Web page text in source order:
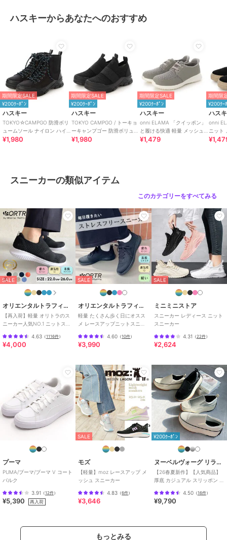
ブランド ハスキー
商品カテゴリ スニーカー
性別タイプ
レディース
シューズ ／ スニーカー
カラー IVORY、BL/BL、KHAKI
サイズ 5サイズ展開
素材
アッパー/撥水ナイロン、アウトソ
ール/合成ゴム
商品のお取り扱い方法
ハスキーからあなたへのおすすめ
期間限定SALE
¥200ｸｰﾎﾟﾝ
ハスキー
TOKYO☆CAMPGO 防滑ボリ
ュームソール ナイロン ハイ
カット防水スニーカー
¥1,980
期間限定SALE
¥200ｸｰﾎﾟﾝ
ハスキー
TOKYO CAMPGO / トーキョ
ーキャンプゴー 防滑ボリュー
ムソール 防水スリッポンスニ
¥1,980
期間限定SALE
¥200ｸｰﾎﾟﾝ
ハスキー
onni ELAMA 「クイッポン」
と履ける快適 軽量 メッシュ
レースアップカジュアルスニ
¥1,479
期間限
¥200ｸｰ
ハス
onni
ニット
ットシ
スニーカーの類似アイテム
このカテゴリーをすべてみる
SALE
オリエンタルトラフィック
【再入荷】軽量 オリトラのス
ニーカー人気NO.1 ニットスニ
4.63 （1116件）
¥4,000
SALE
オリエンタルトラフィック
軽量 たくさん歩く日にオスス
メ レースアップニットスニー
4.60 （10件）
¥3,990
SALE
ミニミニストア
スニーカー レディース ニット
スニーカー
4.31 （22件）
¥2,624
プーマ
PUMA/プーマ/プーマ V コート
バルク
3.91 （12件）
¥5,390 再入荷
SALE
モズ
【軽量】moz レースアップ メ
ッシュ スニーカー
4.83 （6件）
¥3,646
¥200ｸｰﾎﾟﾝ
ヌーベルヴォーグ リラックス
【26春夏新作】【人気商品】
厚底 カジュアル スリッポン ス
4.50（16件）
¥9,790
もっとみる